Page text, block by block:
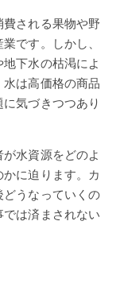
される果物や野
です。しかし、
下水の枯渇によ
は高価格の商品
気づきつつあり
水資源をどのよ
に迫ります。カ
どうなっていくの
は済まされない